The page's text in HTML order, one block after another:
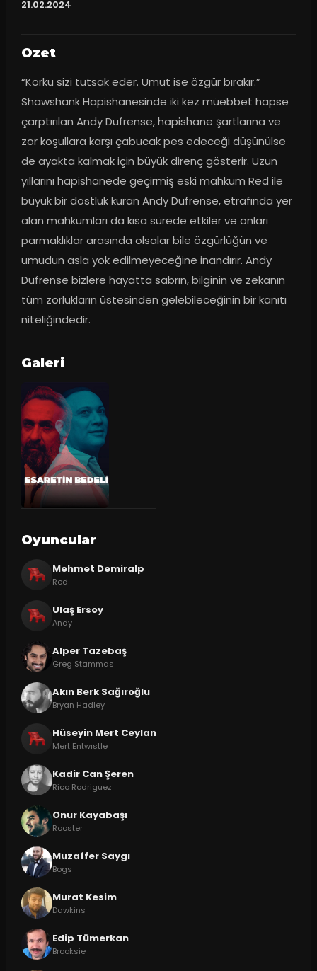
21.02.2024
Ozet
“Korku sizi tutsak eder. Umut ise özgür bırakır.”
Shawshank Hapishanesinde iki kez müebbet hapse
çarptırılan Andy Dufrense, hapishane şartlarına ve
zor koşullara karşı çabucak pes edeceği düşünülse
de ayakta kalmak için büyük direnç gösterir. Uzun
yıllarını hapishanede geçirmiş eski mahkum Red ile
büyük bir dostluk kuran Andy Dufrense, etrafında yer
alan mahkumları da kısa sürede etkiler ve onları
parmaklıklar arasında olsalar bile özgürlüğün ve
umudun asla yok edilmeyeceğine inandırır. Andy
Dufrense bizlere hayatta sabrın, bilginin ve zekanın
tüm zorlukların üstesinden gelebileceğinin bir kanıtı
niteliğindedir.
Galeri
Oyuncular
Mehmet Demiralp
Red
Ulaş Ersoy
Andy
Alper Tazebaş
Greg Stammas
Akın Berk Sağıroğlu
Bryan Hadley
Hüseyin Mert Ceylan
Mert Entwıstle
Kadir Can Şeren
Rico Rodriguez
Onur Kayabaşı
Rooster
Muzaffer Saygı
Bogs
Murat Kesim
Dawkins
Edip Tümerkan
Brooksie